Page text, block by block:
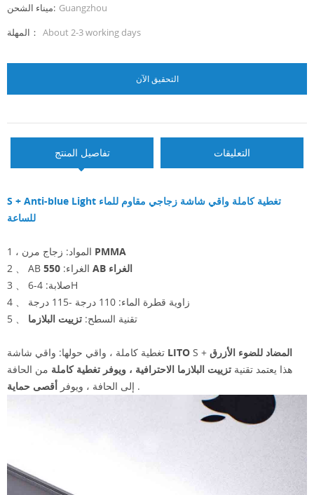
ميناء الشحن: Guangzhou
المهلة： About 2-3 working days
التحقيق الآن
تفاصيل المنتج التعليقات
S + Anti-blue Light تغطية كاملة واقي شاشة زجاجي مقاوم للماء
للساعة
PMMA
2 、 AB الغراء:
550 AB الغراء
3 、 صلابة: 4-6H
4 、 زاوية قطرة الماء: 110 درجة -115 درجة
5 、 تقنية السطح: تزييت البلازما
LITO S + المضاد للضوء الأزرق
هذا يعتمد تقنية تزييت البلازما الاحترافية ، ويوفر تغطية كاملة من الحافة
إلى الحافة ، ويوفر أقصى حماية .